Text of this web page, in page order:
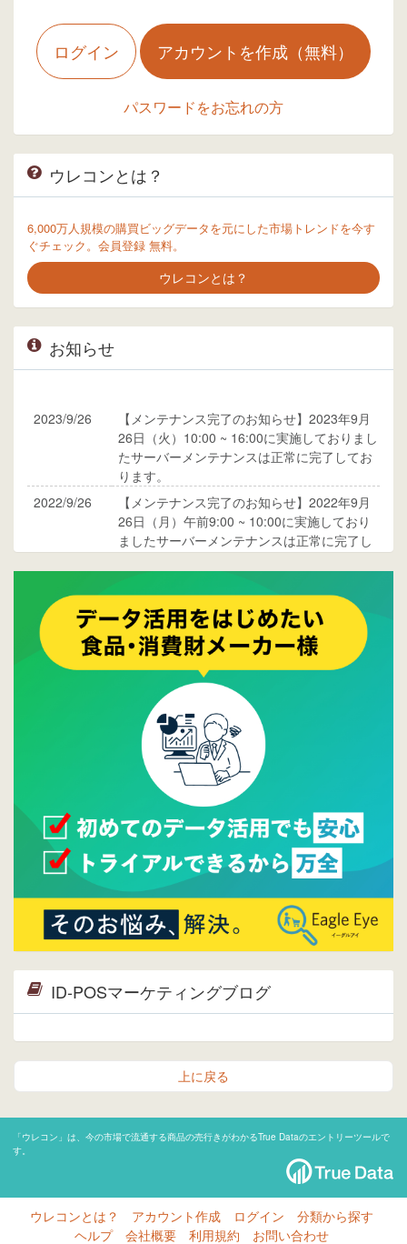
ログイン アカウントを作成（無料）
パスワードをお忘れの方
ウレコンとは？
6,000万人規模の購買ビッグデータを元にした市場トレンドを今す
ぐチェック。会員登録 無料。
ウレコンとは？
お知らせ
2023/9/26
【メンテナンス完了のお知らせ】2023年9月
26日（火）10:00 ~ 16:00に実施しておりまし
たサーバーメンテナンスは正常に完了してお
ります。
2022/9/26
【メンテナンス完了のお知らせ】2022年9月
26日（月）午前9:00 ~ 10:00に実施しており
ましたサーバーメンテナンスは正常に完了し
ご覧ください。
2015/10/19
ウレコンのサイト機能を大幅バージョンアッ
プ。詳細はこちら。⇒告知ページへ
2015/09/28
ウレコンが機能拡充し、サイトリニューアル
しました。⇒
ウレコンFacebook
Facebookページを開設しました。詳細は
ら。
ウレコンサイトリリースしました。
ID-POSマーケティングブログ
上に戻る
「ウレコン」は、今の市場で流通する商品の売行きがわかるTrue Dataのエントリーツールで
す。
ウレコンとは？ アカウント作成 ログイン
分類から探す
ヘルプ
会社概要 利用規約 お問い合わせ